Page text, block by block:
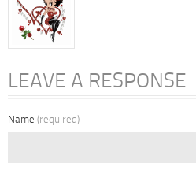
LEAVE A RESPONSE
Name (required)